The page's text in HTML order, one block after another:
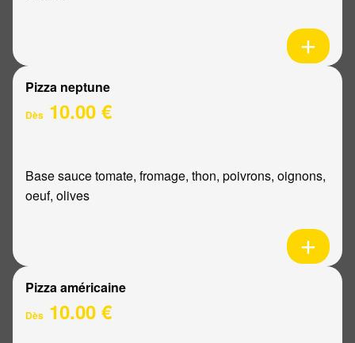
Pizza neptune
Dès 10.00 €
Base sauce tomate, fromage, thon, poivrons, oignons,
oeuf, olives
Pizza américaine
Dès 10.00 €